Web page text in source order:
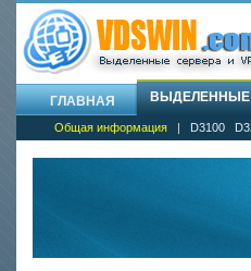
ГЛАВНАЯ ВЫДЕЛЕННЫЕ
Общая информация | D3100